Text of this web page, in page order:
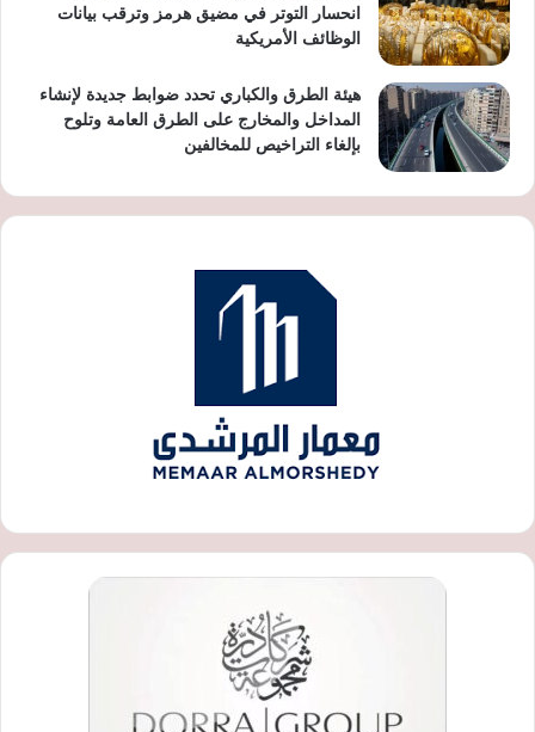
انحسار التوتر في مضيق هرمز وترقب بيانات
الوظائف الأمريكية
هيئة الطرق والكباري تحدد ضوابط جديدة لإنشاء
المداخل والمخارج على الطرق العامة وتلوح
بإلغاء التراخيص للمخالفين